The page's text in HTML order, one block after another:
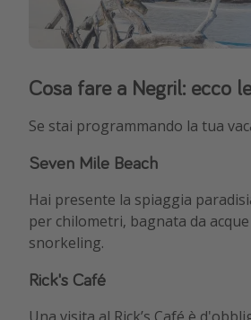
Cosa fare a Negril: ecco
Se stai programmando la tua
Seven Mile Beach
Hai presente la spiaggia
per chilometri, bagnata da
snorkeling.
Rick's Café
Una visita al Rick’s Café è